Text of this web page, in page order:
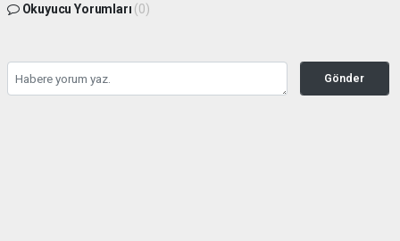
Okuyucu Yorumları (0)
Gönder